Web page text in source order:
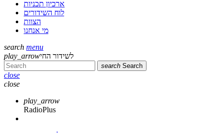
ארכיון תכניות
לוח השידורים
הצוות
מי אנחנו
search menu
play_arrowלשידור החי
search Search
close
close
play_arrow
RadioPlus